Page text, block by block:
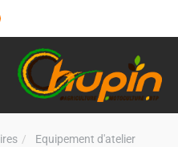
Equipement d'atelier